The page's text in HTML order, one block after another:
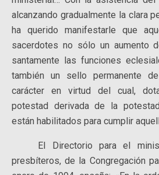
alcanzando gradualmente la clara
ha querido manifestarle que
sacerdotes no sólo un aumento
santamente las funciones
también un sello permanente
carácter en virtud del cual,
potestad derivada de la
están habilitados para cumplir
El Directorio para el
presbíteros, de la Congregación